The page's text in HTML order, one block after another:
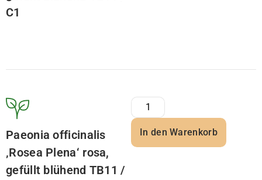
C1
Paeonia officinalis
‚Rosea Plena‘ rosa,
gefüllt blühend TB11 /
In den Warenkorb